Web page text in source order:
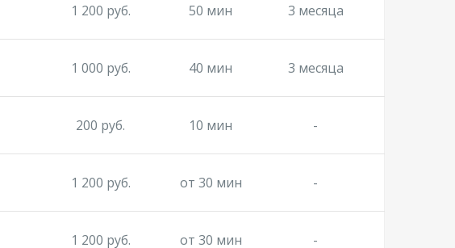
1 200 руб. 50 мин 3 месяца
1 000 руб. 40 мин 3 месяца
200 руб. 10 мин -
1 200 руб. от 30 мин -
1 200 руб. от 30 мин -